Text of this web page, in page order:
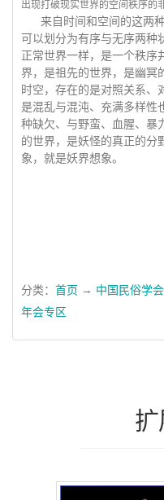
出现打破现实世界的空间秩序的
来自时间和空间的这两
可以划分为有序与无序两种
正常世界一样，是一个秩序
界，是祖先的世界，是幽冥
时空，存在的是对照关系、
是混乱与混沌、充满多样性
种缺欠、与野蛮、血腥、暴
的世界，是妖怪的真正的分
象，就是妖界想象。
分类： 首页 → 中国民俗学会
年会专区